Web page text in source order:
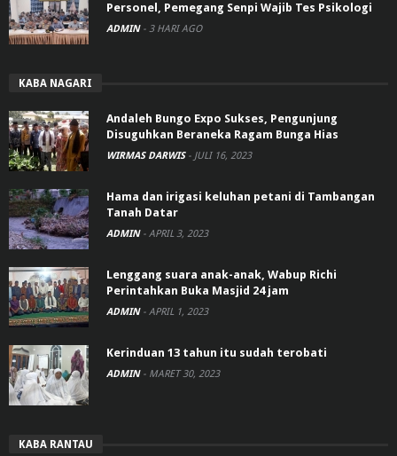
Personel, Pemegang Senpi Wajib Tes Psikologi
ADMIN - 3 HARI AGO
KABA NAGARI
Andaleh Bungo Expo Sukses, Pengunjung
Disuguhkan Beraneka Ragam Bunga Hias
WIRMAS DARWIS - JULI 16, 2023
Hama dan irigasi keluhan petani di Tambangan
Tanah Datar
ADMIN - APRIL 3, 2023
Lenggang suara anak-anak, Wabup Richi
Perintahkan Buka Masjid 24 jam
ADMIN - APRIL 1, 2023
Kerinduan 13 tahun itu sudah terobati
ADMIN - MARET 30, 2023
KABA RANTAU